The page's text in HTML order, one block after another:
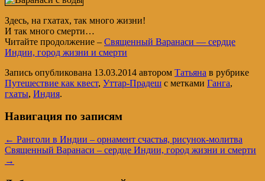
Здесь, на гхатах, так много жизни!
И так много смерти…
Читайте продолжение – Священный Варанаси — сердце
Индии, город жизни и смерти
Запись опубликована 13.03.2014 автором Татьяна в рубрике
Путешествие как квест, Уттар-Прадеш с метками Ганга,
гхаты, Индия.
Навигация по записям
← Ранголи в Индии – орнамент счастья, рисунок-молитва
Священный Варанаси – сердце Индии, город жизни и смерти
→